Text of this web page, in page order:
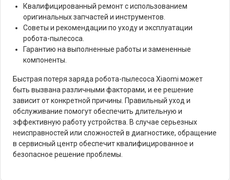
Квалифицированный ремонт с использованием
оригинальных запчастей и инструментов.
Советы и рекомендации по уходу и эксплуатации
робота-пылесоса.
Гарантию на выполненные работы и замененные
компоненты.
Быстрая потеря заряда робота-пылесоса Xiaomi может
быть вызвана различными факторами, и ее решение
зависит от конкретной причины. Правильный уход и
обслуживание помогут обеспечить длительную и
эффективную работу устройства. В случае серьезных
неисправностей или сложностей в диагностике, обращение
в сервисный центр обеспечит квалифицированное и
безопасное решение проблемы.